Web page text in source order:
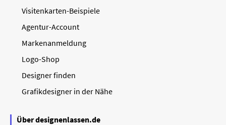
Visitenkarten-Beispiele
Agentur-Account
Markenanmeldung
Logo-Shop
Designer finden
Grafikdesigner in der Nähe
Über designenlassen.de